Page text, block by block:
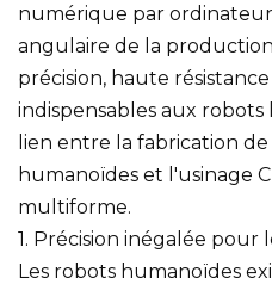
numérique par
angulaire de la
précision, haute
indispensables aux robots
lien entre la fabrication
humanoïdes et l'usinage
multiforme.
1. Précision inégalée pour
Les robots humanoïdes